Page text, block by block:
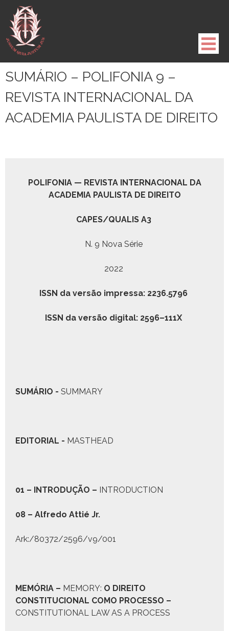
para
conteúdo
SUMÁRIO – POLIFONIA 9 –
REVISTA INTERNACIONAL DA
ACADEMIA PAULISTA DE DIREITO
POLIFONIA — REVISTA INTERNACIONAL DA
ACADEMIA PAULISTA DE DIREITO
CAPES/QUALIS A3
N. 9 Nova Série
2022
ISSN da ver­são impres­sa: 2236.5796
ISSN da ver­são dig­i­tal: 2596–111X
SUMÁRIO - SUMMARY
EDITORIAL - MASTHEAD
01 – INTRODUÇÃO – INTRODUCTION
08 – Alfre­do Attié Jr.
Ark:/80372/2596/v9/001
MEMÓRIA – MEMORY: O DIREITO
CONSTITUCIONAL COMO PROCESSO –
CONSTITUTIONAL LAW AS A PROCESS